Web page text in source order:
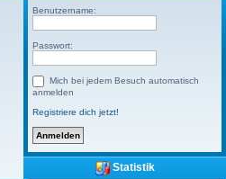
Benutzername:
Passwort:
Mich bei jedem Besuch automatisch
anmelden
Registriere dich jetzt!
Statistik